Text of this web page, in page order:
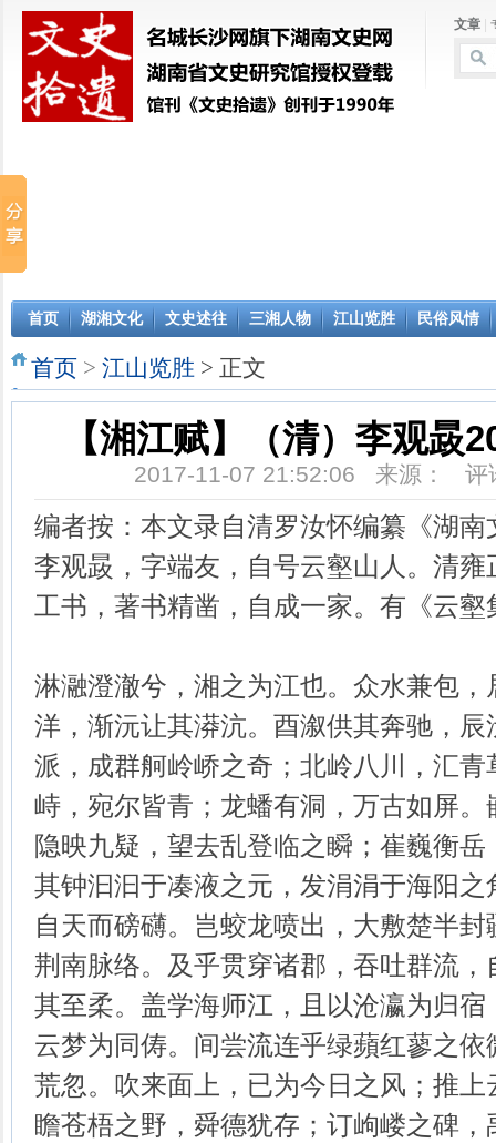
文章
首页 湖湘文化 文史述往 三湘人物 江山览胜 民俗风情
首页 > 江山览胜 > 正文
【湘江赋】（清）李观晸
2017-11-07 21:52:06 来源： 评
编者按：本文录自清罗汝怀编纂《湖
李观晸，字端友，自号云壑山人。清
工书，著书精凿，自成一家。有《云
淋瀜澄澈兮，湘之为江也。众水兼包
洋，渐沅让其漭沆。酉溆供其奔驰，
派，成群舸岭峤之奇；北岭八川，汇
峙，宛尔皆青；龙蟠有洞，万古如屏
隐映九疑，望去乱登临之瞬；崔巍衡
其钟汩汩于凑液之元，发涓涓于海阳
自天而磅礴。岂蛟龙喷出，大敷楚半
荆南脉络。及乎贯穿诸郡，吞吐群流
其至柔。盖学海师江，且以沧瀛为归
云梦为同俦。间尝流连乎绿蘋红蓼之
荒忽。吹来面上，已为今日之风；推
瞻苍梧之野，舜德犹存；订岣嵝之碑